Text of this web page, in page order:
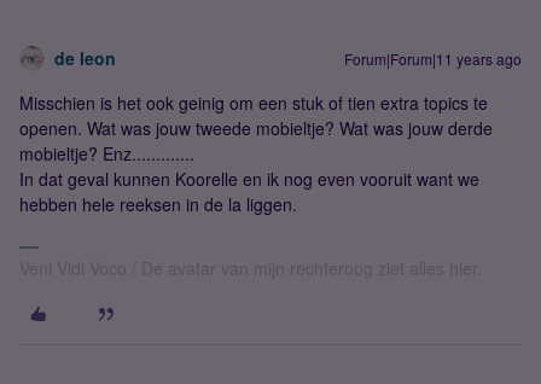
de leon Forum|Forum|11 years ago
Misschien is het ook geinig om een stuk of tien extra topics te
openen. Wat was jouw tweede mobieltje? Wat was jouw derde
mobieltje? Enz.............
In dat geval kunnen Koorelle en ik nog even vooruit want we
hebben hele reeksen in de la liggen.
Veni Vidi Voco / De avatar van mijn rechteroog ziet alles hier.